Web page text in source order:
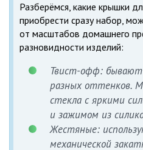
Разберёмся, какие крышки
приобрести сразу набор,
от масштабов домашнего
разновидности изделий:
Твист-офф: бывают
разных оттенков.
стекла с яркими
и зажимом из
Жестяные:
механической